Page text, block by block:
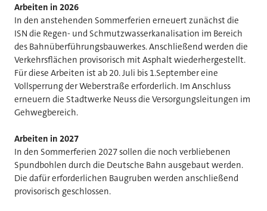
Arbeiten in 2026
In den anstehenden Sommerferien erneuert zunächst die
ISN die Regen- und Schmutzwasserkanalisation im Bereich
des Bahnüberführungsbauwerkes. Anschließend werden die
Verkehrsflächen provisorisch mit Asphalt wiederhergestellt.
Für diese Arbeiten ist ab 20. Juli bis 1.September eine
Vollsperrung der Weberstraße erforderlich. Im Anschluss
erneuern die Stadtwerke Neuss die Versorgungsleitungen im
Gehwegbereich.
Arbeiten in 2027
In den Sommerferien 2027 sollen die noch verbliebenen
Spundbohlen durch die Deutsche Bahn ausgebaut werden.
Die dafür erforderlichen Baugruben werden anschließend
provisorisch geschlossen.